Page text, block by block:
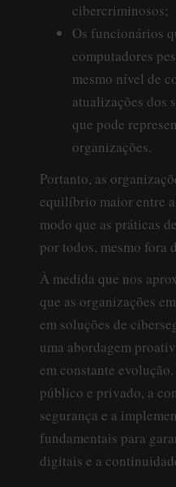
cibercriminosos;
Os funcionários
computadores
mesmo nível de
atualizações dos
que pode
organizações.
Portanto, as
equilíbrio maior entre
modo que as práticas
por todos, mesmo fora
À medida que nos
que as organizações
em soluções de
uma abordagem
em constante
público e privado, a
segurança e a
fundamentais para
digitais e a